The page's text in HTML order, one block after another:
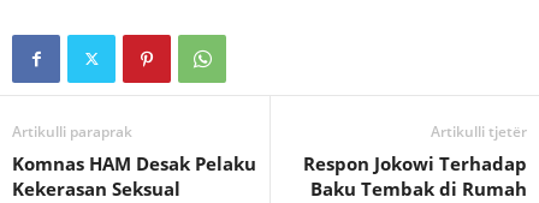
Artikulli paraprak
Komnas HAM Desak Pelaku
Kekerasan Seksual
Artikulli tjetër
Respon Jokowi Terhadap
Baku Tembak di Rumah